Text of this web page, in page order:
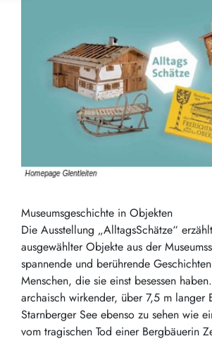
Museumsgeschichte in Objekten
Die Ausstellung „AlltagsSchätze“
ausgewählter Objekte aus der
spannende und berührende
Menschen, die sie einst besessen
archaisch wirkender, über 7,5 m langer
Starnberger See ebenso zu sehen wie
vom tragischen Tod einer Bergbäuerin